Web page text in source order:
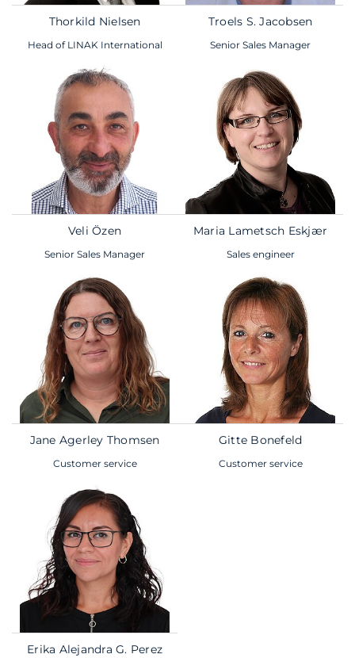
Thorkild Nielsen
Head of LINAK International
Troels S. Jacobsen
Senior Sales Manager
Veli Özen
Senior Sales Manager
Maria Lametsch Eskjær
Sales engineer
Jane Agerley Thomsen
Customer service
Gitte Bonefeld
Customer service
Erika Alejandra G. Perez